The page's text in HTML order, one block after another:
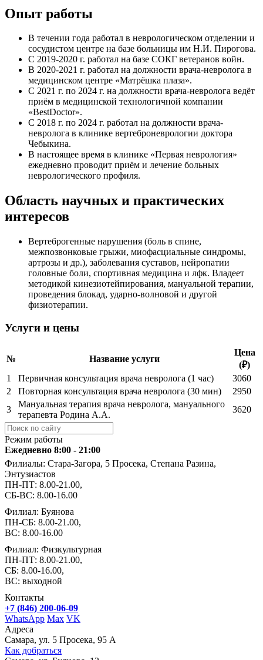
Опыт работы
В течении года работал в неврологическом отделении и
сосудистом центре на базе больницы им Н.И. Пирогова.
С 2019-2020 г. работал на базе СОКГ ветеранов войн.
В 2020-2021 г. работал на должности врача-невролога в
медицинском центре «Матрёшка плаза».
С 2021 г. по 2024 г. на должности врача-невролога ведёт
приём в медицинской технологичной компании
«BestDoctor».
С 2018 г. по 2024 г. работал на должности врача-
невролога в клинике вертеброневрологии доктора
Чебыкина.
В настоящее время в клинике «Первая неврология»
ежедневно проводит приём и лечение больных
неврологического профиля.
Область научных и практических
интересов
Вертеброгенные нарушения (боль в спине,
межпозвонковые грыжи, миофасциальные синдромы,
артрозы и др.), заболевания суставов, нейропатии
головные боли, спортивная медицина и лфк. Владеет
методикой кинезиотейпирования, мануальной терапии,
проведения блокад, ударно-волновой и другой
физиотерапии.
Услуги и цены
№ Название услуги
Цена
(₽)
1
Первичная консультация врача невролога (1 час)
3060
2
Повторная консультация врача невролога (30 мин)
2950
3
Мануальная терапия врача невролога, мануального
терапевта Родина А.А.
3620
Режим работы
Ежедневно 8:00 - 21:00
Филиалы: Стара-Загора, 5 Просека, Степана Разина,
Энтузиастов
ПН-ПТ: 8.00-21.00,
СБ-ВС: 8.00-16.00
Филиал: Буянова
ПН-СБ: 8.00-21.00,
ВС: 8.00-16.00
Филиал: Физкультурная
ПН-ПТ: 8.00-21.00,
СБ: 8.00-16.00,
ВС: выходной
Контакты
+7 (846) 200-06-09
WhatsApp Max VK
Адреса
Самара, ул. 5 Просека, 95 А
Как добраться